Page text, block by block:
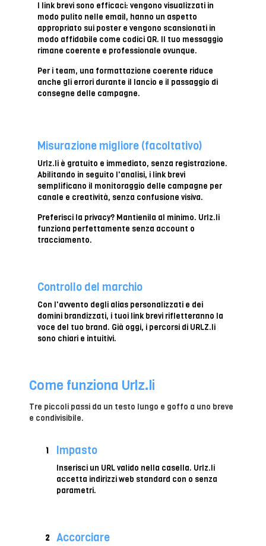
I link brevi sono efficaci: vengono visualizzati in
modo pulito nelle email, hanno un aspetto
appropriato sui poster e vengono scansionati in
modo affidabile come codici QR. Il tuo messaggio
rimane coerente e professionale ovunque.
Per i team, una formattazione coerente riduce
anche gli errori durante il lancio e il passaggio di
consegne delle campagne.
Misurazione migliore (facoltativo)
Urlz.li è gratuito e immediato, senza registrazione.
Abilitando in seguito l'analisi, i link brevi
semplificano il monitoraggio delle campagne per
canale e creatività, senza confusione visiva.
Preferisci la privacy? Mantienila al minimo. Urlz.li
funziona perfettamente senza account o
tracciamento.
Controllo del marchio
Con l'avvento degli alias personalizzati e dei
domini brandizzati, i tuoi link brevi rifletteranno la
voce del tuo brand. Già oggi, i percorsi di URLZ.li
sono chiari e intuitivi.
Come funziona Urlz.li
Tre piccoli passi da un testo lungo e goffo a uno breve
e condivisibile.
1 Impasto
Inserisci un URL valido nella casella. Urlz.li
accetta indirizzi web standard con o senza
parametri.
2 Accorciare